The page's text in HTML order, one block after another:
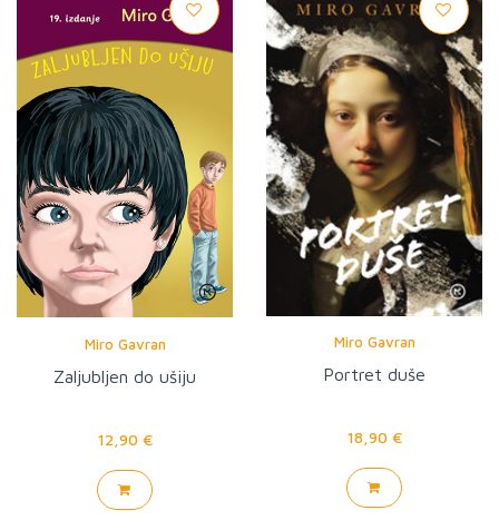
Miro Gavran
Zaljubljen do ušiju
12,90 €
Miro Gavran
Portret duše
18,90 €